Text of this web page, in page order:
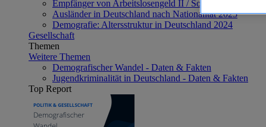
Empfänger von Arbeitslosengeld II / Sozialgeld /
Ausländer in Deutschland nach Nationalität 2025
Demografie: Altersstruktur in Deutschland 2024
Gesellschaft
Themen
Weitere Themen
Demografischer Wandel - Daten & Fakten
Jugendkriminalität in Deutschland - Daten & Fakten
Top Report